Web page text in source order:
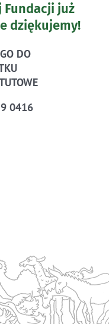
Fundacji już
dziękujemy!
DO
0416